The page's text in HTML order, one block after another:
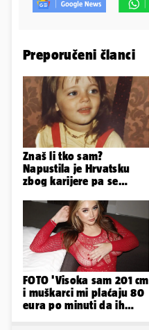
Preporučeni članci
Znaš li tko sam?
Napustila je Hrvatsku
zbog karijere pa se
starijeg
FOTO 'Visoka sam 201 cm
i muškarci mi plaćaju 80
eura po minuti da ih